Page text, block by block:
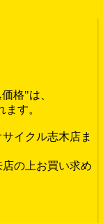
格"は、
す。
イクル志木店ま
の上お買い求め